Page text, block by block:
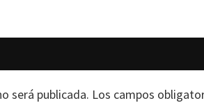
será publicada. Los campos